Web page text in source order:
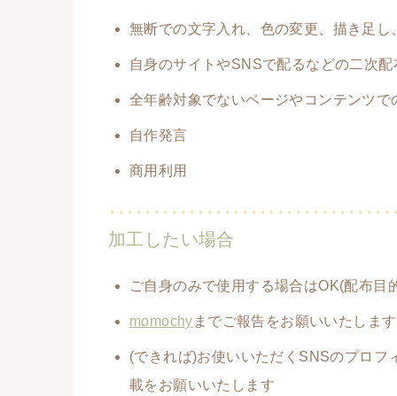
無断での文字入れ、色の変更、描き足
自身のサイトやSNSで配るなどの二次配
全年齢対象でないページやコンテンツで
自作発言
商用利用
加工したい場合
ご自身のみで使用する場合はOK(配布目
momochy までご報告をお願いいたします
(できれば)お使いいただくSNSのプロフ
載をお願いいたします